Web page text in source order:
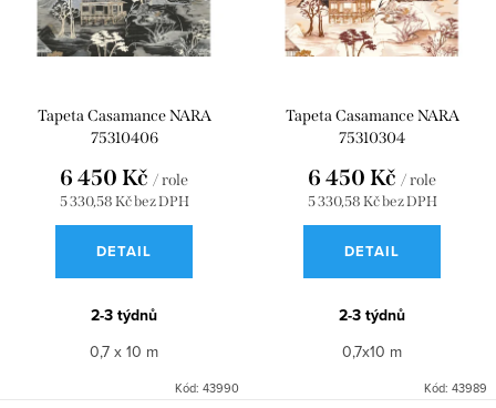
LE VELOURS LE LIN 2
TEXTURES VEGETALES
NATURE SUR MESURE -
TEXTURES
Tapeta Casamance NARA
75310406
5 330,58 Kč bez DPH
6 450 Kč / role
DETAIL
2-3 týdnů
0,7 x 10 m
Kód: 43990
Tapeta Casamance NARA
75310304
5 330,58 Kč bez DPH
6 450 Kč / role
DETAIL
2-3 týdnů
0,7x10 m
Kód: 43989